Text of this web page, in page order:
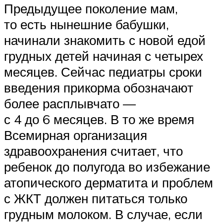
Предыдущее поколение мам,
то есть нынешние бабушки,
начинали знакомить с новой едой
грудных детей начиная с четырех
месяцев. Сейчас педиатры сроки
введения прикорма обозначают
более расплывчато —
с 4 до 6 месяцев. В то же время
Всемирная организация
здравоохранения считает, что
ребенок до полугода во избежание
атопического дерматита и проблем
с ЖКТ должен питаться только
грудным молоком. В случае, если